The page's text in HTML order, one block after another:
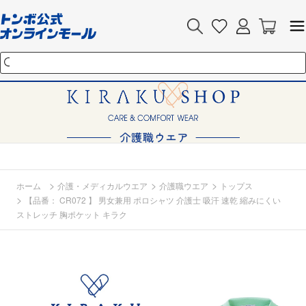
ホーム > 介護・メディカルウエア > 介護職ウエア > トップス
>
【品番： CR072 】 男女兼用 ポロシャツ 介護士 吸汗 速乾 縮みにくい
ストレッチ 胸ポケット キラク